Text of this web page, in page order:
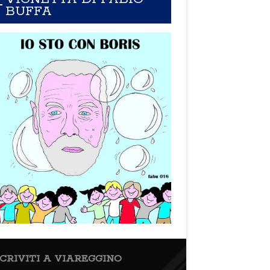
BUFFA
A VIAREGGINO